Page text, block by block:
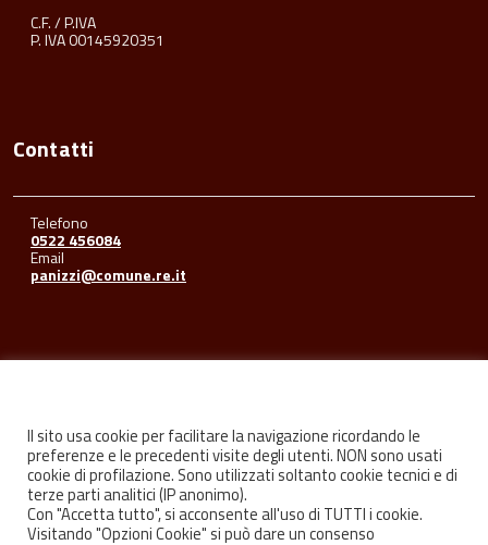
C.F. / P.IVA
P. IVA 00145920351
Contatti
Telefono
0522 456084
Email
panizzi@comune.re.it
FacebookYoutubeInstagram
Il sito usa cookie per facilitare la navigazione ricordando le
preferenze e le precedenti visite degli utenti. NON sono usati
cookie di profilazione. Sono utilizzati soltanto cookie tecnici e di
terze parti analitici (IP anonimo).
Con "Accetta tutto", si acconsente all'uso di TUTTI i cookie.
Visitando "Opzioni Cookie" si può dare un consenso